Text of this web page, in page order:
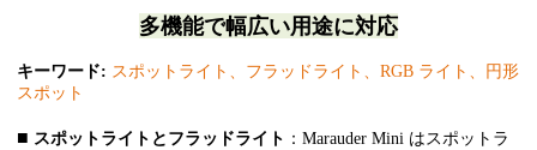
多機能で幅広い用途に対応
キーワード: スポットライト、フラッドライト、RGB ライト、円形
スポット
■ スポットライトとフラッドライト ：Marauder Mini はスポットラ